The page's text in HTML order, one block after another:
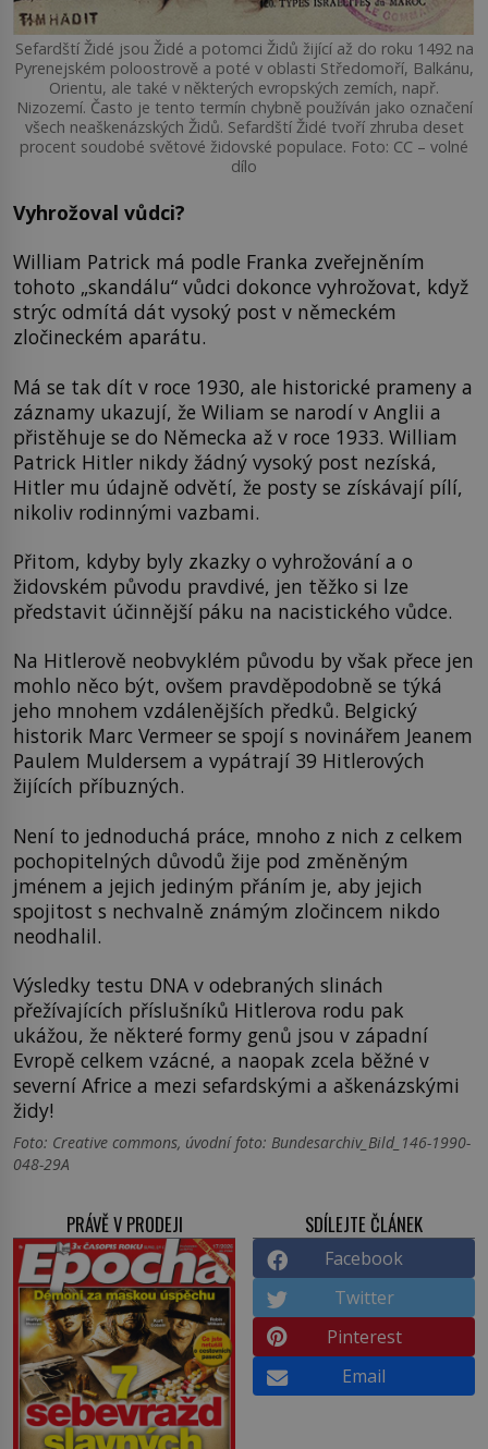
Sefardští Židé jsou Židé a potomci Židů žijící až do roku 1492 na
Pyrenejském poloostrově a poté v oblasti Středomoří, Balkánu,
Orientu, ale také v některých evropských zemích, např.
Nizozemí. Často je tento termín chybně používán jako označení
všech neaškenázských Židů. Sefardští Židé tvoří zhruba deset
procent soudobé světové židovské populace. Foto: CC – volné
dílo
Vyhrožoval vůdci?
William Patrick má podle Franka zveřejněním
tohoto „skandálu“ vůdci dokonce vyhrožovat, když
strýc odmítá dát vysoký post v německém
zločineckém aparátu.
Má se tak dít v roce 1930, ale historické prameny a
záznamy ukazují, že Wiliam se narodí v Anglii a
přistěhuje se do Německa až v roce 1933. William
Patrick Hitler nikdy žádný vysoký post nezíská,
Hitler mu údajně odvětí, že posty se získávají pílí,
nikoliv rodinnými vazbami.
Přitom, kdyby byly zkazky o vyhrožování a o
židovském původu pravdivé, jen těžko si lze
představit účinnější páku na nacistického vůdce.
Na Hitlerově neobvyklém původu by však přece jen
mohlo něco být, ovšem pravděpodobně se týká
jeho mnohem vzdálenějších předků. Belgický
historik Marc Vermeer se spojí s novinářem Jeanem
Paulem Muldersem a vypátrají 39 Hitlerových
žijících příbuzných.
Není to jednoduchá práce, mnoho z nich z celkem
pochopitelných důvodů žije pod změněným
jménem a jejich jediným přáním je, aby jejich
spojitost s nechvalně známým zločincem nikdo
neodhalil.
Výsledky testu DNA v odebraných slinách
přežívajících příslušníků Hitlerova rodu pak
ukážou, že některé formy genů jsou v západní
Evropě celkem vzácné, a naopak zcela běžné v
severní Africe a mezi sefardskými a aškenázskými
židy!
Foto: Creative commons, úvodní foto: Bundesarchiv_Bild_146-1990-
048-29A
PRÁVĚ V PRODEJI SDÍLEJTE ČLÁNEK
Facebook
Twitter
Pinterest
Email